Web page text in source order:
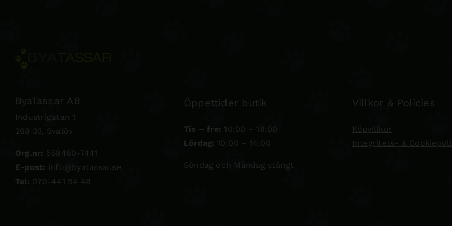
ByaTassar AB
Industrigatan 1
268 33, Svalöv
Org.nr: 559460-7441
E-post: info@byatassar.se
Tel: 070-441 94 48
Öppettider butik
Tis – fre: 10:00 – 18:00
Lördag: 10:00 – 14:00
Söndag och Måndag stängt
Villkor & Policies
Köpvillkor
Integritets- &